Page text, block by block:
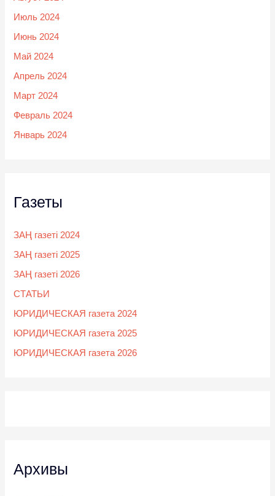
Июль 2024
Июнь 2024
Май 2024
Апрель 2024
Март 2024
Февраль 2024
Январь 2024
Газеты
ЗАҢ газеті 2024
ЗАҢ газеті 2025
ЗАҢ газеті 2026
СТАТЬИ
ЮРИДИЧЕСКАЯ газета 2024
ЮРИДИЧЕСКАЯ газета 2025
ЮРИДИЧЕСКАЯ газета 2026
Архивы